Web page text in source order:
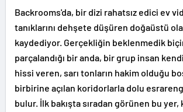
Backrooms'da, bir dizi rahatsız edici ev
tanıklarını dehşete düşüren doğaüstü
kaydediyor. Gerçekliğin beklenmedik
parçalandığı bir anda, bir grup insan
hissi veren, sarı tonların hakim olduğu
birbirine açılan koridorlarla dolu
bulur. İlk bakışta sıradan görünen bu yer,